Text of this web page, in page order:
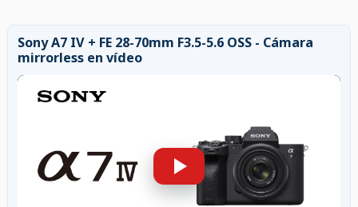
Sony A7 IV + FE 28-70mm F3.5-5.6 OSS - Cámara
mirrorless en vídeo